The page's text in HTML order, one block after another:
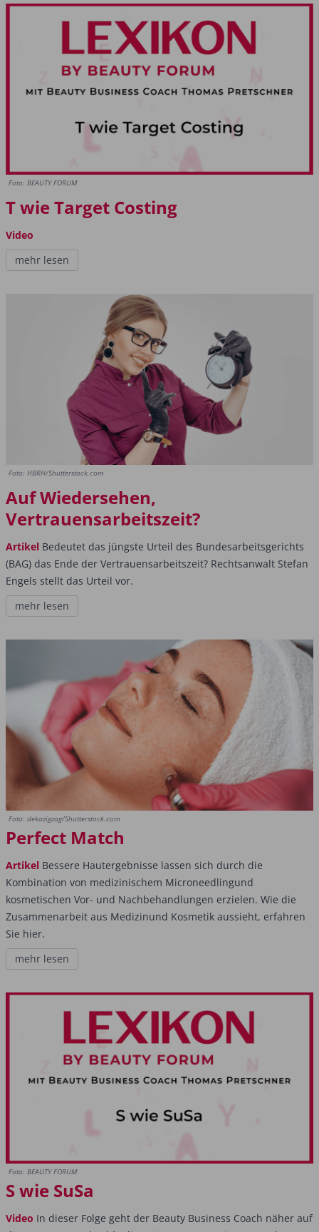
Foto: BEAUTY FORUM
T wie Target Costing
Video
mehr lesen
Foto: HBRH/Shutterstock.com
Auf Wiedersehen,
Vertrauensarbeitszeit?
Artikel Bedeutet das jüngste Urteil des Bundesarbeitsgerichts
(BAG) das Ende der Vertrauensarbeitszeit? Rechtsanwalt Stefan
Engels stellt das Urteil vor.
mehr lesen
Foto: dekazigzag/Shutterstock.com
Perfect Match
Artikel Bessere Hautergebnisse lassen sich durch die
Kombination von medizinischem Microneedlingund
kosmetischen Vor- und Nachbehandlungen erzielen. Wie die
Zusammenarbeit aus Medizinund Kosmetik aussieht, erfahren
Sie hier.
mehr lesen
Foto: BEAUTY FORUM
S wie SuSa
Video In dieser Folge geht der Beauty Business Coach näher auf